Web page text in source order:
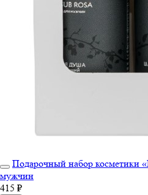
Подарочный набор косметики
мужчин
415 ₽